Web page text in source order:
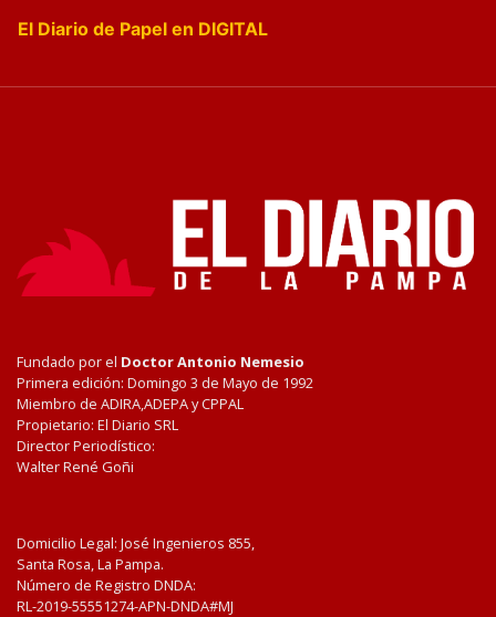
El Diario de Papel en DIGITAL
Fundado por el Doctor Antonio Nemesio
Primera edición: Domingo 3 de Mayo de 1992
Miembro de ADIRA,ADEPA y CPPAL
Propietario: El Diario SRL
Director Periodístico:
Walter René Goñi
Domicilio Legal: José Ingenieros 855,
Santa Rosa, La Pampa.
Número de Registro DNDA:
RL-2019-55551274-APN-DNDA#MJ